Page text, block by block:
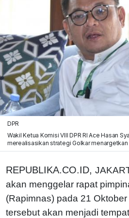
DPR
Wakil Ketua Komisi VIII DPR RI Ace Hasan
merealisasikan strategi Golkar
REPUBLIKA.CO.ID,
akan menggelar rapat
(Rapimnas) pada 21
tersebut akan menjadi